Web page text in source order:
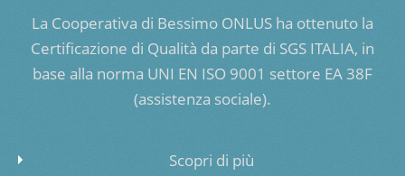
La Cooperativa di Bessimo ONLUS ha ottenuto la
Certificazione di Qualità da parte di SGS ITALIA, in
base alla norma UNI EN ISO 9001 settore EA 38F
(assistenza sociale).
Scopri di più